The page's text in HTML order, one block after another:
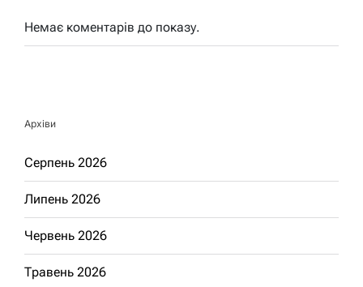
Немає коментарів до показу.
Архіви
Серпень 2026
Липень 2026
Червень 2026
Травень 2026